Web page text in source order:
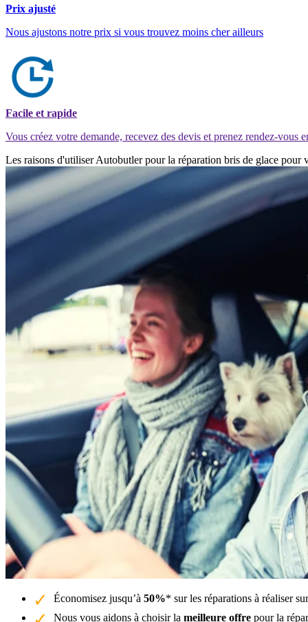
Prix ajusté
Nous ajustons notre prix si vous trouvez moins cher ailleurs
Facile et rapide
Vous créez votre demande, recevez des devis et prenez rendez-vous
Les raisons d'utiliser Autobutler pour la réparation bris de glace pour
Économisez jusqu’à 50%* sur les réparations à réaliser
Nous vous aidons à choisir la meilleure offre pour la